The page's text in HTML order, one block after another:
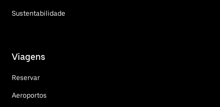
Sustentabilidade
Viagens
Reservar
Aeroportos